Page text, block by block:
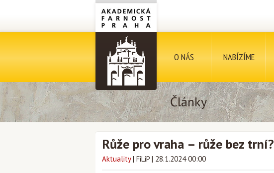
O NÁS NABÍZÍME
Články
Růže pro vraha – růže bez trní?
Aktuality | FiLiP | 28.1.2024 00:00